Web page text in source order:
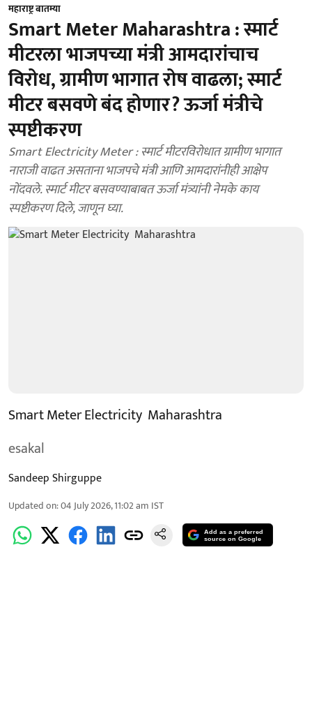
महाराष्ट्र बातम्या
Smart Meter Maharashtra : स्मार्ट
मीटरला भाजपच्या मंत्री आमदारांचाच
विरोध, ग्रामीण भागात रोष वाढला; स्मार्ट
मीटर बसवणे बंद होणार? ऊर्जा मंत्रीचे
स्पष्टीकरण
Smart Electricity Meter : स्मार्ट मीटरविरोधात ग्रामीण भागात
नाराजी वाढत असताना भाजपचे मंत्री आणि आमदारांनीही आक्षेप
नोंदवले. स्मार्ट मीटर बसवण्याबाबत ऊर्जा मंत्र्यांनी नेमके काय
स्पष्टीकरण दिले, जाणून घ्या.
Smart Meter Electricity Maharashtra
esakal
Sandeep Shirguppe
Updated on:04 July 2026, 11:02 am IST
Add as a preferred
source on Google